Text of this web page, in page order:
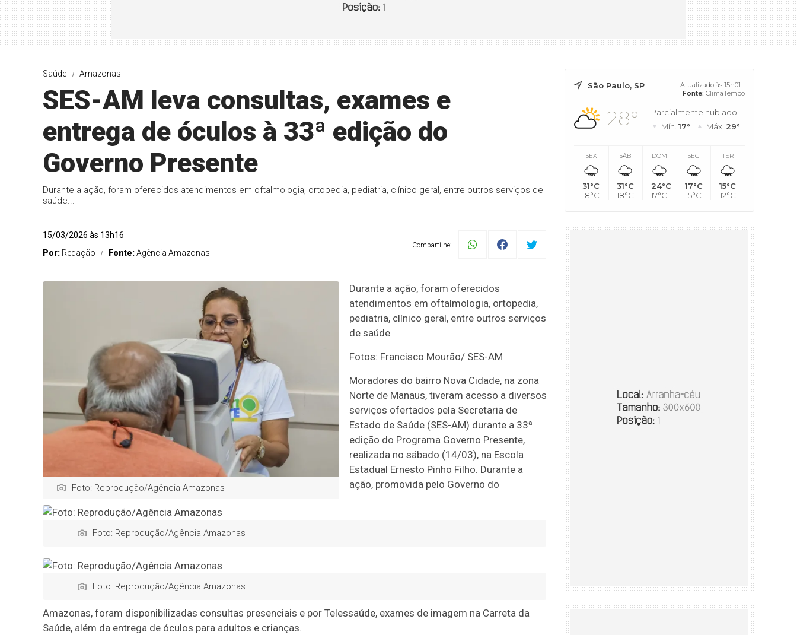
Saúde Amazonas
SES-AM leva consultas, exames e
entrega de óculos à 33ª edição do
Governo Presente
Durante a ação, foram oferecidos atendimentos em oftalmologia, ortopedia, pediatria, clínico geral, entre outros serviços de
saúde...
15/03/2026 às 13h16
Por: Redação Fonte:Agência Amazonas
Compartilhe:
Foto: Reprodução/Agência Amazonas
Durante a ação, foram oferecidos
atendimentos em oftalmologia, ortopedia,
pediatria, clínico geral, entre outros serviços
de saúde
Foto: Reprodução/Agência Amazonas
Foto: Reprodução/Agência Amazonas
Fotos: Francisco Mourão/ SES-AM
Moradores do bairro Nova Cidade, na zona
Norte de Manaus, tiveram acesso a diversos
serviços ofertados pela Secretaria de
Estado de Saúde (SES-AM) durante a 33ª
edição do Programa Governo Presente,
realizada no sábado (14/03), na Escola
Estadual Ernesto Pinho Filho. Durante a
ação, promovida pelo Governo do
Amazonas, foram disponibilizadas consultas presenciais e por Telessaúde, exames de imagem na Carreta da
Saúde, além da entrega de óculos para adultos e crianças.
São Paulo, SP
Atualizado às 15h01 -
Fonte: ClimaTempo
28°
Parcialmente nublado
Mín. 17° Máx. 29°
SEX
31°C
18°C
SÁB
31°C
18°C
DOM
24°C
17°C
SEG
17°C
15°C
TER
15°C
12°C